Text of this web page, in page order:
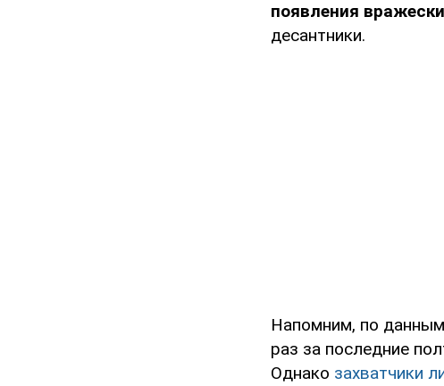
появления
десантники.
Напомним, по
раз за последние
Однако захватчики